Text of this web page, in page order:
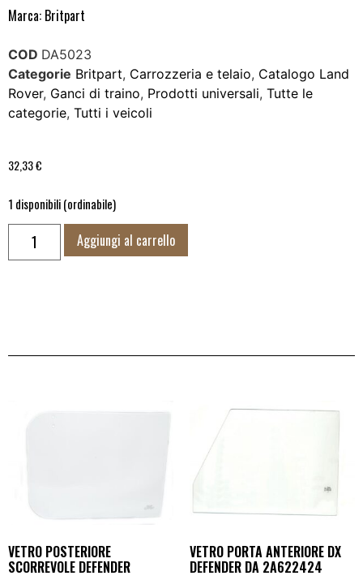
Marca: Britpart
COD DA5023
Categorie Britpart, Carrozzeria e telaio, Catalogo Land
Rover, Ganci di traino, Prodotti universali, Tutte le
categorie, Tutti i veicoli
32,33€
1 disponibili (ordinabile)
Aggiungi al carrello
VETRO POSTERIORE
SCORREVOLE DEFENDER
VETRO PORTA ANTERIORE DX
DEFENDER DA 2A622424